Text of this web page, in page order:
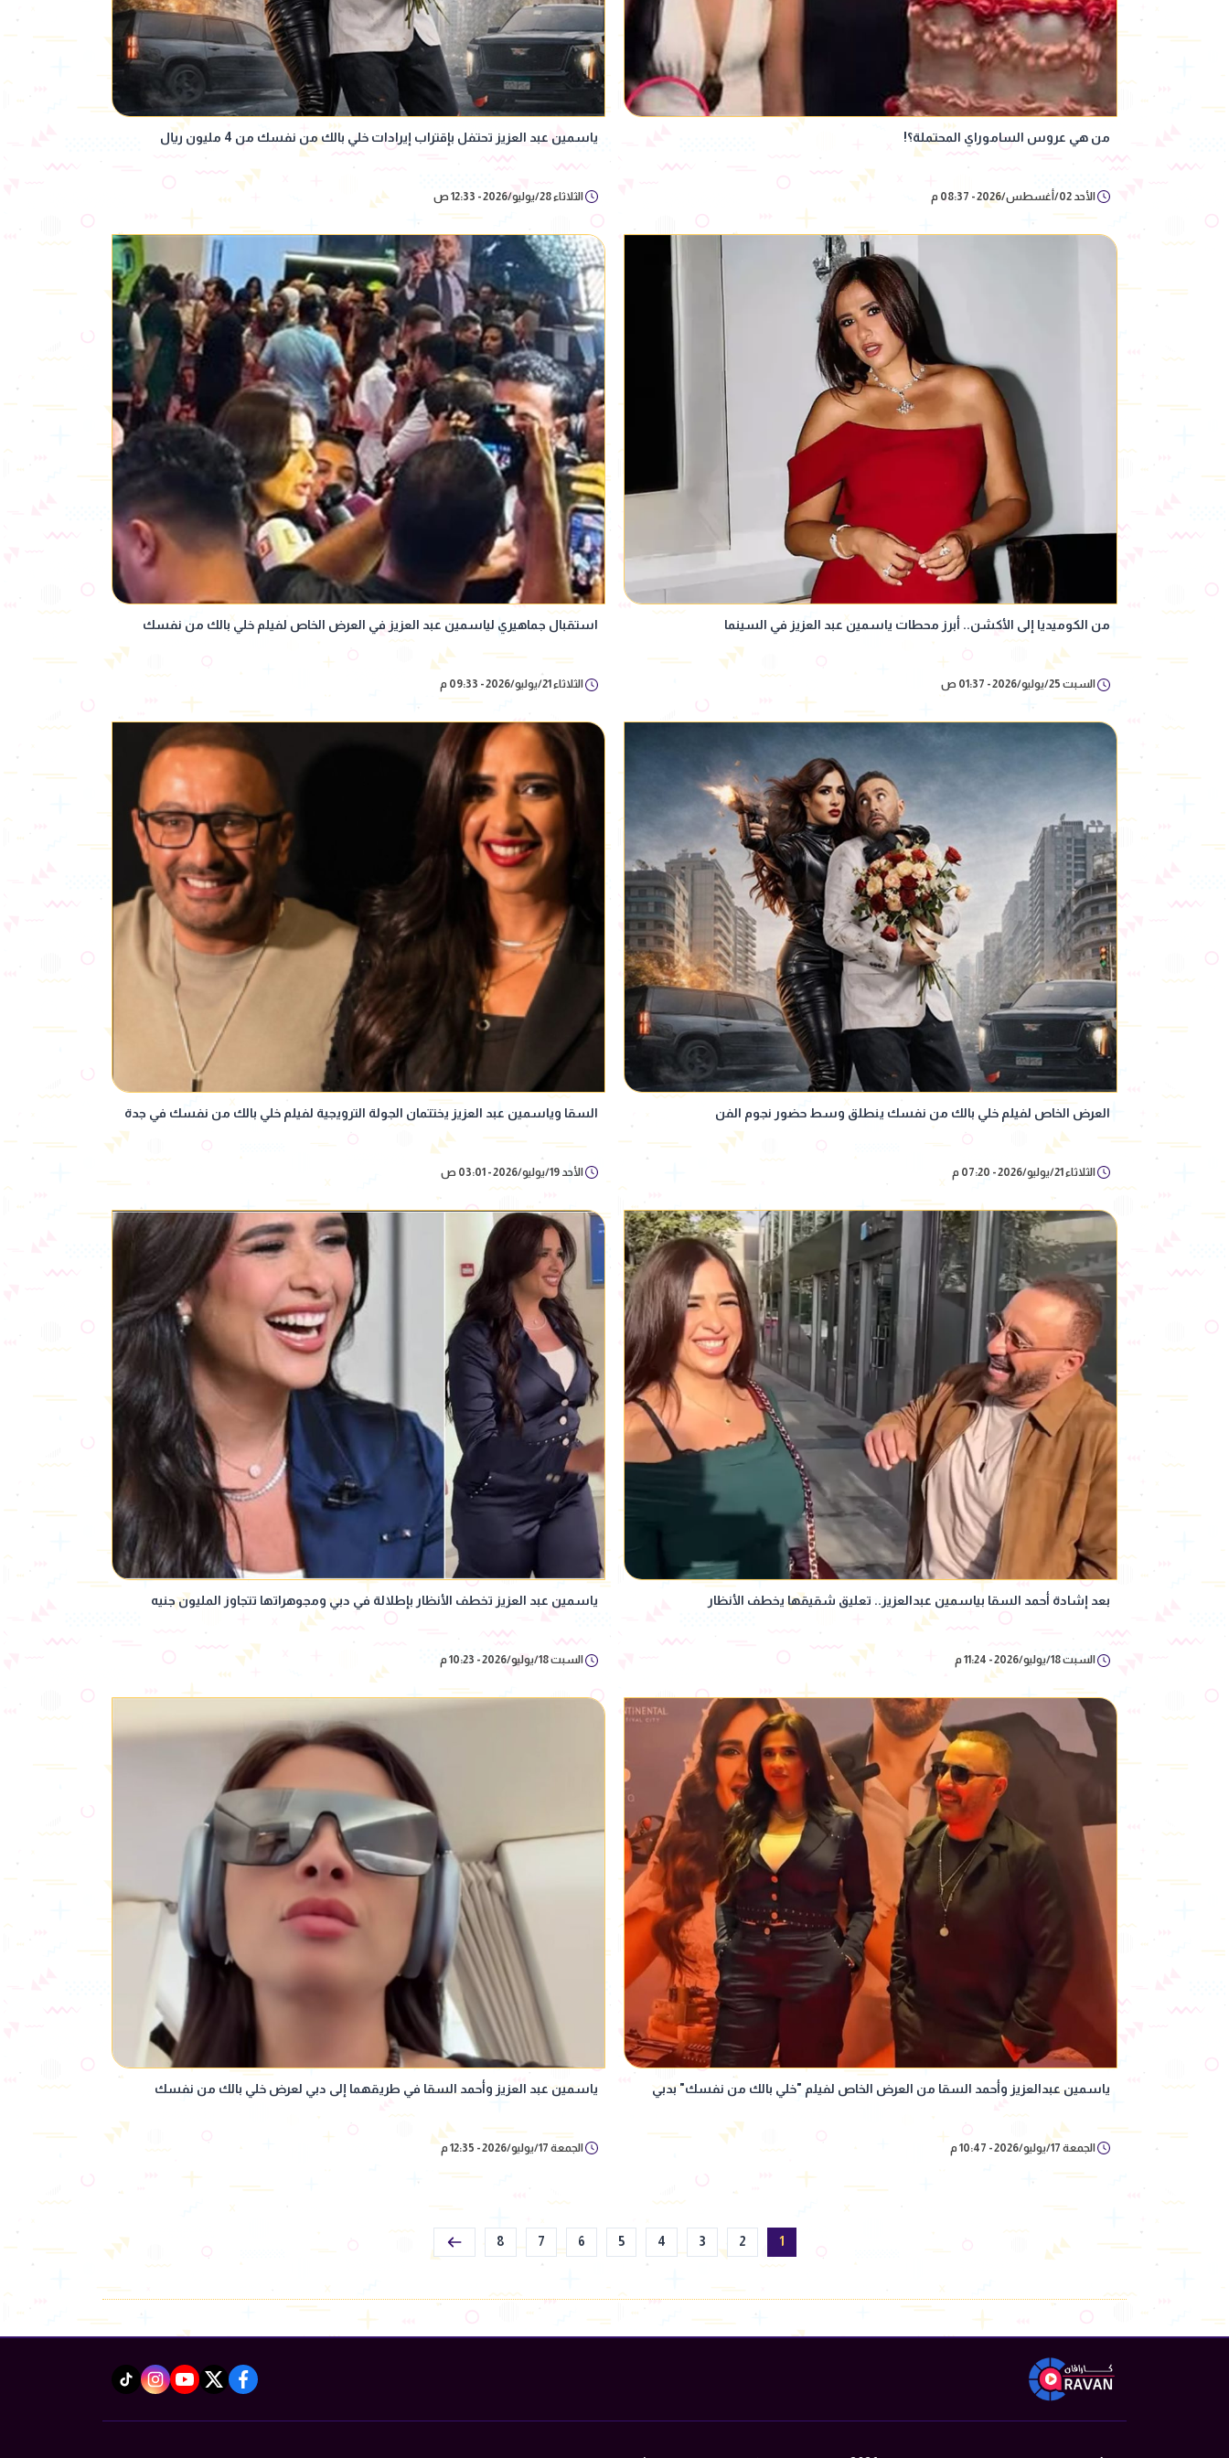
من هي عروس الساموراي المحتملة؟!
الأحد 02/أغسطس/2026 - 08:37 م
ياسمين عبد العزيز تحتفل بإقتراب إيرادات خلي بالك من نفسك من 4 مليون ريال
الثلاثاء 28/يوليو/2026 - 12:33 ص
من الكوميديا إلى الأكشن.. أبرز محطات ياسمين عبد العزيز في السينما
السبت 25/يوليو/2026 - 01:37 ص
استقبال جماهيري لياسمين عبد العزيز في العرض الخاص لفيلم خلي بالك من نفسك
الثلاثاء 21/يوليو/2026 - 09:33 م
العرض الخاص لفيلم خلي بالك من نفسك ينطلق وسط حضور نجوم الفن
الثلاثاء 21/يوليو/2026 - 07:20 م
السقا وياسمين عبد العزيز يختتمان الجولة الترويجية لفيلم خلي بالك من نفسك في جدة
الأحد 19/يوليو/2026 - 03:01 ص
بعد إشادة أحمد السقا بياسمين عبدالعزيز.. تعليق شقيقها يخطف الأنظار
السبت 18/يوليو/2026 - 11:24 م
ياسمين عبد العزيز تخطف الأنظار بإطلالة في دبي ومجوهراتها تتجاوز المليون جنيه
السبت 18/يوليو/2026 - 10:23 م
ياسمين عبدالعزيز وأحمد السقا من العرض الخاص لفيلم "خلي بالك من نفسك" بدبي
الجمعة 17/يوليو/2026 - 10:47 م
ياسمين عبد العزيز وأحمد السقا في طريقهما إلى دبي لعرض خلي بالك من نفسك
الجمعة 17/يوليو/2026 - 12:35 م
1
2
3
4
5
6
7
8
facebook
twitter
youtube
instagram
tiktok